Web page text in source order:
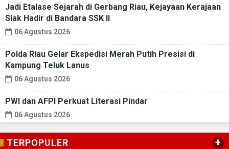
Jadi Etalase Sejarah di Gerbang Riau, Kejayaan Kerajaan
Siak Hadir di Bandara SSK II
06 Agustus 2026
Polda Riau Gelar Ekspedisi Merah Putih Presisi di
Kampung Teluk Lanus
06 Agustus 2026
PWI dan AFPI Perkuat Literasi Pindar
06 Agustus 2026
TERPOPULER +